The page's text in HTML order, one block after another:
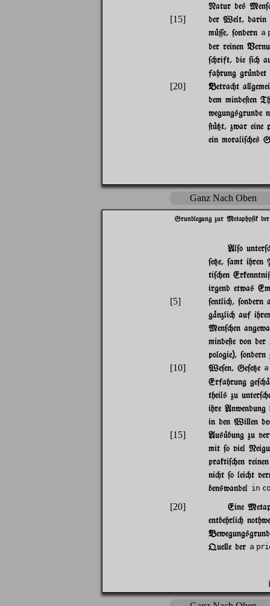
Natur des
[15]
der Welt, darin
m|=e, $ondern a
der reinen
$"rift, die $i"
fahrung gr|ndet
[20]
Betra"t
dem minde@en
@|{t, zwar eine
ein morali$"es
Ganz Nach Oben
Grundlegung zur Metaphy$ik
Al$o
$e{e, $amt
ti$"en
irgend etwas
[5]
$entli", $ondern
g%nzli" auf
Men$"en
minde@e von
pologie),
[10] We$en, Ge$e{e
Erfahrung
theils zu
ihre Anwendung
in den Wi}en
[15]
Aus|bung zu
mit $o viel
prakti$"en
ni"t $o lei"t
benswandel in
[20]
Eine
entbehrli"
Que}e der a